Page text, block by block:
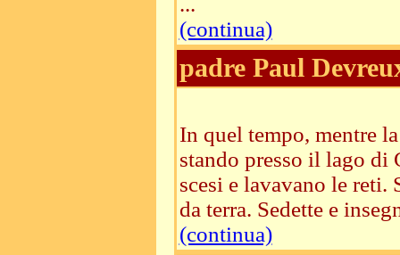
(continua)
padre Paul
In quel tempo, mentre
stando presso il lago di
scesi e lavavano le reti.
da terra. Sedette e
(continua)